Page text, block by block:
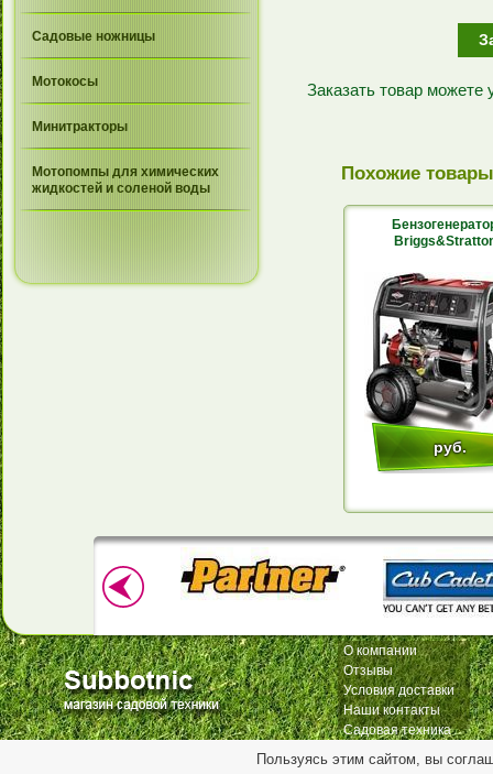
Садовые ножницы
Мотокосы
Минитракторы
Мотопомпы для химических
жидкостей и соленой воды
Заказать товар
Похожие товары
руб.
О компании
Отзывы
Условия доставки
Наши контакты
Садовая техника
Пользуясь этим сайтом, вы